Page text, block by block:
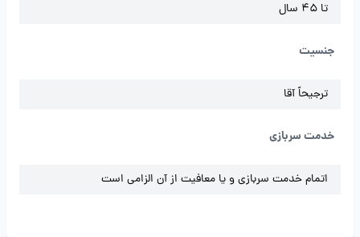
تا 45 سال
جنسیت
ترجیحاً آقا
خدمت سربازی
اتمام خدمت سربازی و یا معافیت از آن الزامی است